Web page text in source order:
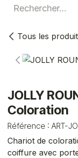
Tous les
JOLLY
Coloration
Référence : ART-
Chariot de
coiffure avec